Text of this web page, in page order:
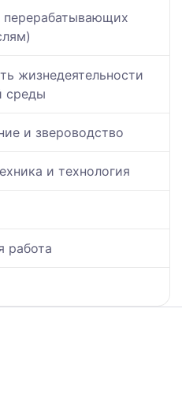
перерабатывающих
жизнедеятельности
среды
и звероводство
и технология
работа